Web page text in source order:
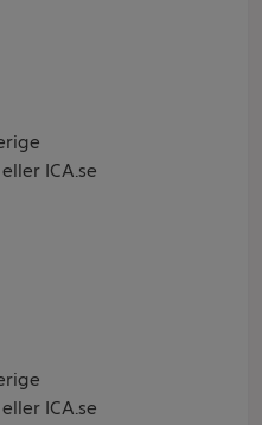
ICA.se
ICA.se